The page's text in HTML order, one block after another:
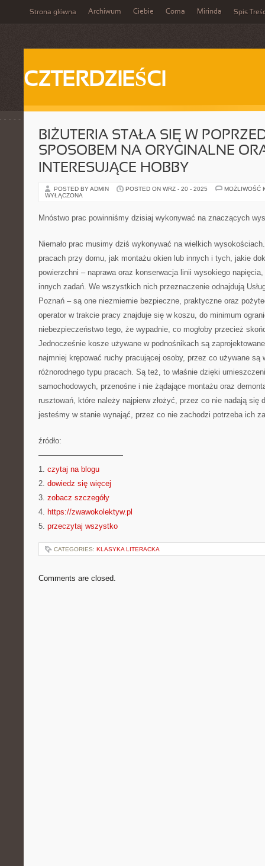
Strona główna Archiwum Ciebie Coma Mirinda Spis
CZTERDZIEŚCI
BIŻUTERIA STAŁA SIĘ W
SPOSOBEM NA ORYGINALNE
INTERESUJĄCE HOBBY
POSTED BY ADMIN POSTED ON WRZ - 20 - 2025
MOŻLIWOŚĆ
WYŁĄCZONA
Mnóstwo prac powinniśmy dzisiaj wykonywać na znaczących
Niemało prac musimy dziś wykonywać na wielkich
pracach przy domu, jak montażu okien lub innych i tych, jakie
powierzchni – naprawa oraz konserwacja linii wysokiego
innych zadań. We wszystkich nich przeznaczenie odnajdują
Poznań – są one niezmiernie bezpieczne, praktyczne oraz
operator w trakcie pracy znajduje się w koszu, do minimum
niebezpieczeństwo tego, że wypadnie, co mogłoby przecież
Jednocześnie kosze używane w podnośnikach są
najmniej krępować ruchy pracującej osoby, przez co używane są
różnorodnego typu pracach. Są też, to właśnie dzięki
samochodowych, przenośne i nie żądające montażu oraz
rusztowań, które należy najpierw złożyć, przez co nie nadają się
jesteśmy w stanie wynająć, przez co nie zachodzi potrzeba ich
źródło:
———————————
1. czytaj na blogu
2. dowiedz się więcej
3. zobacz szczegóły
4. https://zwawokolektyw.pl
5. przeczytaj wszystko
CATEGORIES: KLASYKA LITERACKA
Comments are closed.